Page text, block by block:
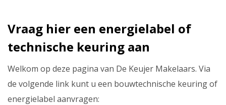
Vraag hier een energielabel of
technische keuring aan
Welkom op deze pagina van De Keujer Makelaars. Via
de volgende link kunt u een bouwtechnische keuring of
energielabel aanvragen: